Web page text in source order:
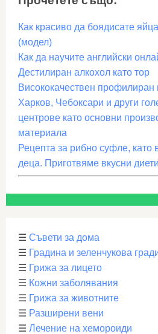
Как красиво да боядисате
(модел)
Как да научите английски
Дестилиран алкохол като тор
Висококачествен профилиран
Харков, Чебоксари и други
центрове като основни
материала
Рецепта за рибно суфле, като
деца. Приготвяме вкусни
☰ Съвети за дома
☰ Градина и зеленчукова
☰ Грижа за лицето
☰ Кожни заболявания
☰ Грижа за животните
☰ Разширени вени
☰ Лечение на хемороиди